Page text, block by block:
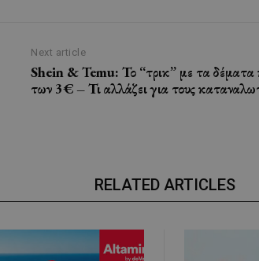
Next article
Shein & Temu: Το “τρικ” με τα δέματα
των 3€ – Τι αλλάζει για τους
RELATED ARTICLES